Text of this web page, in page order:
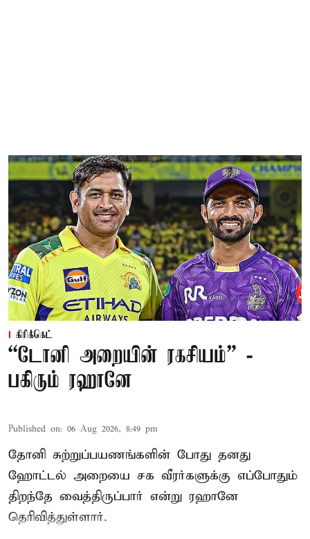
கிரிக்கெட்
“டோனி அறையின் ரகசியம்” -
பகிரும் ரஹானே
Published on: 06 Aug 2026, 8:49 pm
தோனி சுற்றுப்பயணங்களின் போது தனது
ஹோட்டல் அறையை சக வீரர்களுக்கு எப்போதும்
திறந்தே வைத்திருப்பார் என்று ரஹானே
தெரிவித்துள்ளார்.